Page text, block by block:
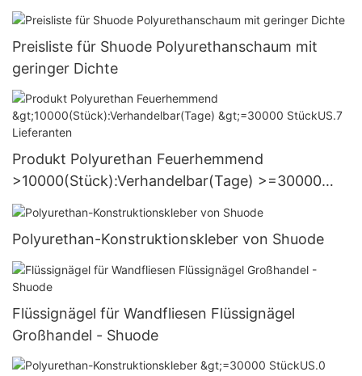
Großhandel - Shuode
Preisliste für Shuode Polyurethanschaum mit
geringer Dichte
Produkt Polyurethan Feuerhemmend
>10000(Stück):Verhandelbar(Tage) >=30000
StückUS.7 Lieferanten
Polyurethan-Konstruktionskleber von Shuode
Flüssignägel für Wandfliesen Flüssignägel
Großhandel - Shuode